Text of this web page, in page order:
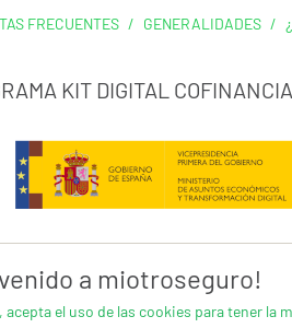
FRECUENTES / GENERALIDADES /
KIT DIGITAL
a miotroseguro!
acepta el uso de las cookies para tener la